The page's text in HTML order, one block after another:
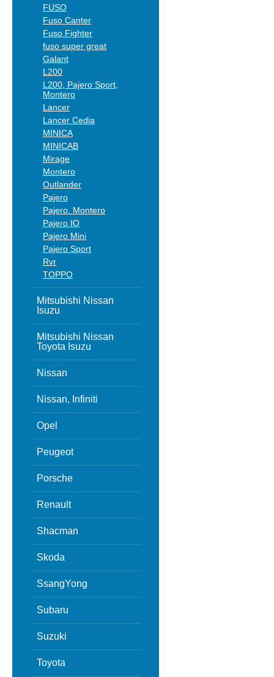
FUSO
Fuso Canter
Fuso Fighter
fuso super great
Galant
L200
L200, Pajero Sport,
Montero
Lancer
Lancer Cedia
MINICA
MINICAB
Mirage
Montero
Outlander
Pajero
Pajero. Montero
Pajero IO
Pajero Mini
Pajero Sport
Rvr
TOPPO
Mitsubishi Nissan
Isuzu
Mitsubishi Nissan
Toyota Isuzu
Nissan
Nissan, Infiniti
Opel
Peugeot
Porsche
Renault
Shacman
Skoda
SsangYong
Subaru
Suzuki
Toyota